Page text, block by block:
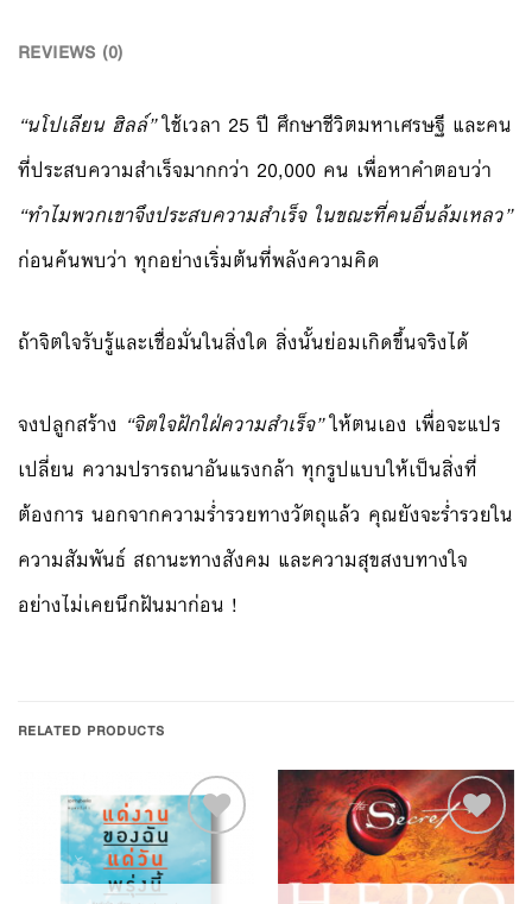
REVIEWS (0)
“นโปเลียน ฮิลล์”ใช้เวลา 25 ปี ศึกษาชีวิตมหาเศรษฐี และคน
ที่ประสบความสำเร็จมากกว่า 20,000 คน เพื่อหาคำตอบว่า
“ทำไมพวกเขาจึงประสบความสำเร็จ ในขณะที่คนอื่นล้มเหลว”
ก่อนค้นพบว่า ทุกอย่างเริ่มต้นที่พลังความคิด
ถ้าจิตใจรับรู้และเชื่อมั่นในสิ่งใด สิ่งนั้นย่อมเกิดขึ้นจริงได้
จงปลูกสร้าง “จิตใจฝักใฝ่ความสำเร็จ”ให้ตนเอง เพื่อจะแปร
เปลี่ยน ความปรารถนาอันแรงกล้า ทุกรูปแบบให้เป็นสิ่งที่
ต้องการ นอกจากความร่ำรวยทางวัตถุแล้ว คุณยังจะร่ำรวยใน
ความสัมพันธ์ สถานะทางสังคม และความสุขสงบทางใจ
อย่างไม่เคยนึกฝันมาก่อน !
RELATED PRODUCTS